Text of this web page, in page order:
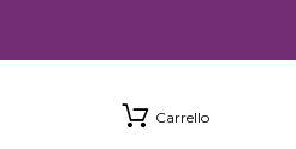
Carrello